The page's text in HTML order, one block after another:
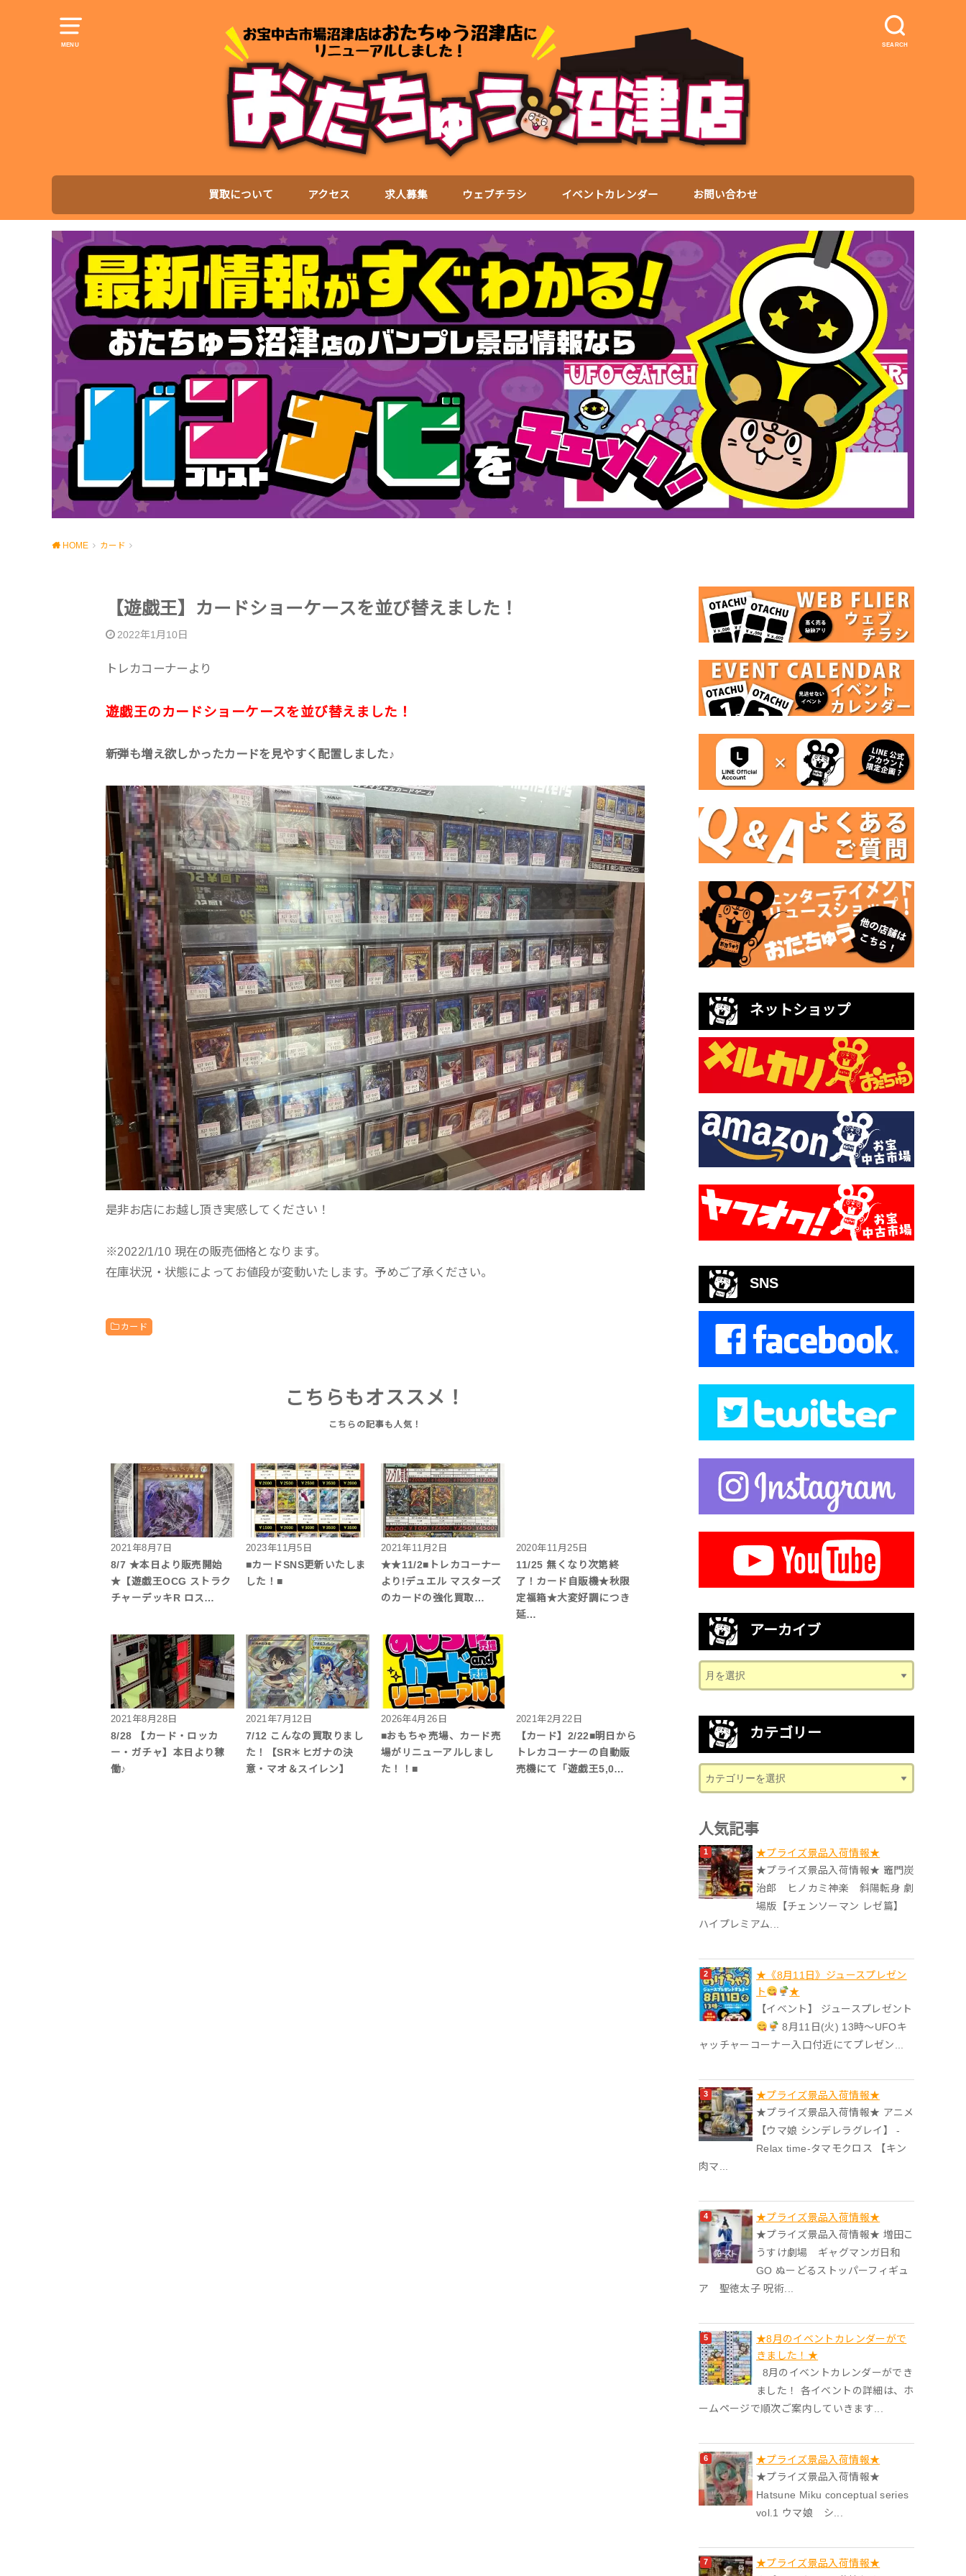
MENU SEARCH
買取について アクセス 求人募集 ウェブチラシ イベントカレンダー お問い合わせ
HOME カード
【遊戯王】カードショーケースを並び替えました！
2022年1月10日
トレカコーナーより
遊戯王のカードショーケースを並び替えました！
新弾も増え欲しかったカードを見やすく配置しました♪
是非お店にお越し頂き実感してください！
※2022/1/10 現在の販売価格となります。
在庫状況・状態によってお値段が変動いたします。予めご了承ください。
カード
こちらもオススメ！
2021年8月7日
8/7 ★本日より販売開始
★【遊戯王OCG ストラク
チャーデッキR ロス…
2023年11月5日
■カードSNS更新いたしま
した！■
2021年11月2日
★★11/2■トレカコーナー
より!デュエル マスターズ
のカードの強化買取…
2020年11月25日
11/25 無くなり次第終
了！カード自販機★秋限
定福箱★大変好調につき
延…
2021年8月28日
8/28 【カード・ロッカ
ー・ガチャ】本日より稼
働♪
2021年7月12日
7/12 こんなの買取りまし
た！【SR＊ヒガナの決
意・マオ＆スイレン】
2026年4月26日
■おもちゃ売場、カード売
場がリニューアルしまし
た！！■
2021年2月22日
【カード】2/22■明日から
トレカコーナーの自動販
売機にて「遊戯王5,0…
ネットショップ
SNS
アーカイブ
カテゴリー
人気記事
★プライズ景品入荷情報★
★プライズ景品入荷情報★ 竈門炭
治郎 ヒノカミ神楽 斜陽転身 劇
場版【チェンソーマン レゼ篇】
ハイプレミアム...
★《8月11日》ジュースプレゼン
ト
★
【イベント】 ジュースプレゼント
8月11日(火) 13時〜UFOキ
ャッチャーコーナー入口付近にてプレゼン...
★プライズ景品入荷情報★
★プライズ景品入荷情報★ アニメ
【ウマ娘 シンデレラグレイ】 -
Relax time-タマモクロス 【キン
肉マ...
★プライズ景品入荷情報★
★プライズ景品入荷情報★ 増田こ
うすけ劇場 ギャグマンガ日和
GO ぬーどるストッパーフィギュ
ア 聖徳太子 呪術...
★8月のイベントカレンダーがで
きました！★
8月のイベントカレンダーができ
ました！ 各イベントの詳細は、ホ
ームページで順次ご案内していきます...
★プライズ景品入荷情報★
★プライズ景品入荷情報★
Hatsune Miku conceptual series
vol.1 ウマ娘 シ...
★プライズ景品入荷情報★